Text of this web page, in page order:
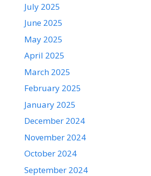
July 2025
June 2025
May 2025
April 2025
March 2025
February 2025
January 2025
December 2024
November 2024
October 2024
September 2024